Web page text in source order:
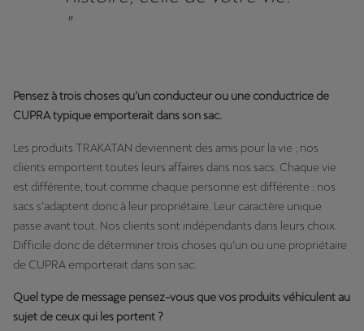
"
Pensez à trois choses qu’un conducteur ou une conductrice de
CUPRA typique emporterait dans son sac.
Les produits TRAKATAN deviennent des amis pour la vie ; nos
clients emportent toutes leurs affaires dans nos sacs. Chaque vie
est différente, tout comme chaque personne est différente : nos
sacs s’adaptent donc à leur propriétaire. Leur caractère unique
passe avant tout. Nos clients sont indépendants dans leurs choix.
Difficile donc de déterminer trois choses qu’un ou une propriétaire
de CUPRA emporterait dans son sac.
Quel type de message pensez-vous que vos produits véhiculent au
sujet de ceux qui les portent ?